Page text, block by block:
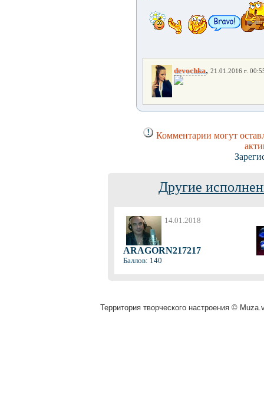
devochka, 21.01.2016 г.
Комментарии могут
Другие
14.01.2018
ARAGORN217217
Баллов: 140
Территория творческого настроения ©